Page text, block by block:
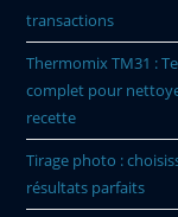
transactions
Thermomix TM31 :
complet pour
recette
Tirage photo :
résultats parfaits